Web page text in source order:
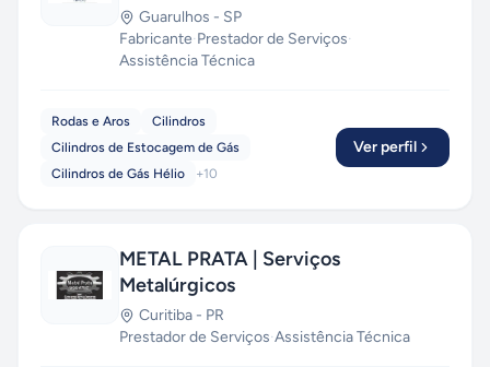
Guarulhos - SP
Fabricante·Prestador de Serviços·
Assistência Técnica
Rodas e Aros
Cilindros
Cilindros de Estocagem de Gás
Cilindros de Gás Hélio
+10
Ver perfil
METAL PRATA | Serviços
Metalúrgicos
Curitiba - PR
Prestador de Serviços·Assistência Técnica